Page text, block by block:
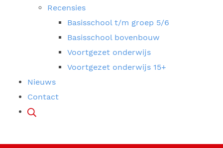
Recensies
Basisschool t/m groep 5/6
Basisschool bovenbouw
Voortgezet onderwijs
Voortgezet onderwijs 15+
Nieuws
Contact